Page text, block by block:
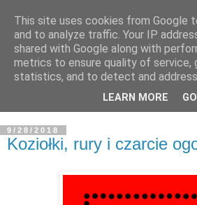
9/28/2018
Koziołki, rury i czarcie
This site uses cookies from Google
and to analyze traffic. Your IP
shared with Google along with
metrics to ensure quality of service,
statistics, and to detect and
LEARN MORE